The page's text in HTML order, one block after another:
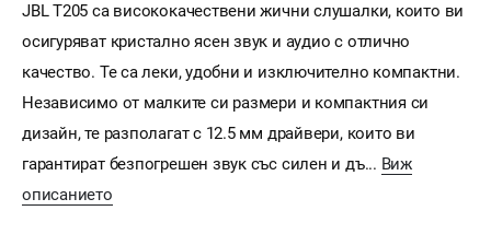
JBL T205 са висококачествени жични слушалки, които ви
осигуряват кристално ясен звук и аудио с отлично
качество. Те са леки, удобни и изключително компактни.
Независимо от малките си размери и компактния си
дизайн, те разполагат с 12.5 мм драйвери, които ви
гарантират безпогрешен звук със силен и дъ... Виж
описанието